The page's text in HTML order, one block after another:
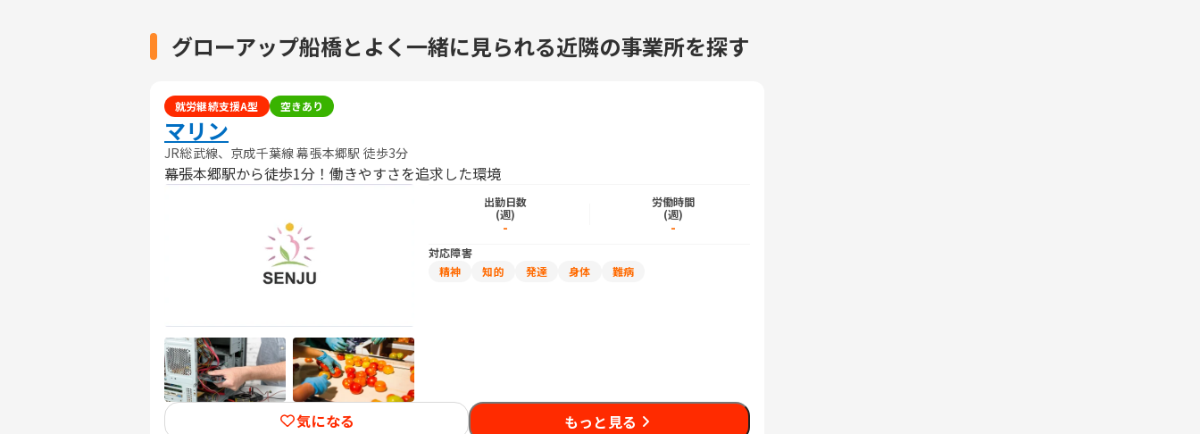
グローアップ船橋とよく一緒に見られる近隣の事業所を探す
就労継続支援A型 空きあり
マリン
JR総武線、京成千葉線 幕張本郷駅 徒歩3分
幕張本郷駅から徒歩1分！働きやすさを追求した環境
出勤日数
(週)
-
労働時間
(週)
-
対応障害
精神
知的 発達 身体 難病
気になる もっと見る